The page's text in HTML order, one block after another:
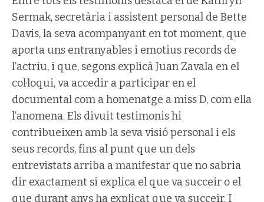
Sermak, secretària i assistent personal de Bette
Davis, la seva acompanyant en tot moment, que
aporta uns entranyables i emotius records de
l’actriu, i que, segons explicà Juan Zavala en el
col·loqui, va accedir a participar en el
documental com a homenatge a miss D, com ella
l’anomena. Els divuit testimonis hi
contribueixen amb la seva visió personal i els
seus records, fins al punt que un dels
entrevistats arriba a manifestar que no sabria
dir exactament si explica el que va succeir o el
que durant anys ha explicat que va succeir. I